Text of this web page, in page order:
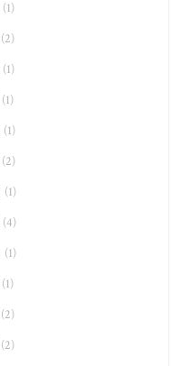
(1)
(2)
(1)
(1)
(1)
(2)
(1)
(4)
(1)
(1)
(2)
(2)